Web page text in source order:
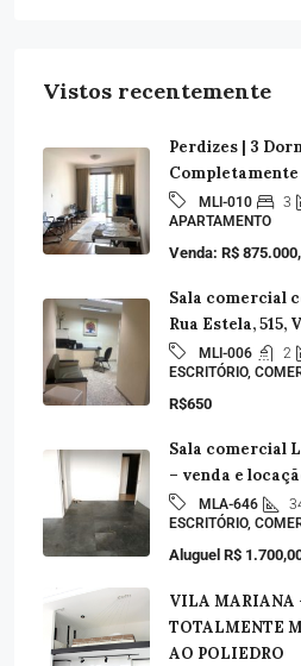
Vistos recentemente
Perdizes | 3
MLI-010 3
APARTAMENTO
Venda: R$
Sala comercial
Rua Estela, 515,
MLI-006 2
ESCRITÓRIO,
R$650
Sala comercial
– venda e
MLA-646
ESCRITÓRIO,
Aluguel R$
VILA MARIANA
TOTALMENTE
AO POLIEDRO